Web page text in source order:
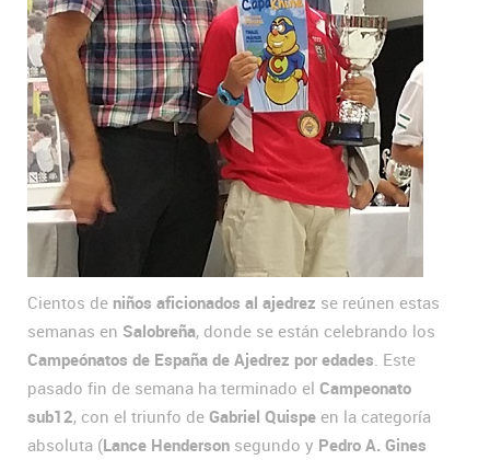
Cientos de niños aficionados al ajedrez se reúnen estas
semanas en Salobreña, donde se están celebrando los
Campeónatos de España de Ajedrez por edades . Este
pasado fin de semana ha terminado el Campeonato
sub12, con el triunfo de Gabriel Quispe en la categoría
absoluta (Lance Henderson segundo y Pedro A. Gines